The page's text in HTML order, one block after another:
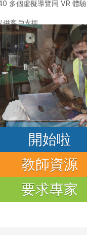
多個虛擬導覽同 VR 體驗
供客戶支援
開始啦
教師資源
要求專家